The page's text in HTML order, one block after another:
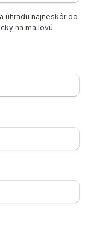
úhradu najneskôr do
na mailovú